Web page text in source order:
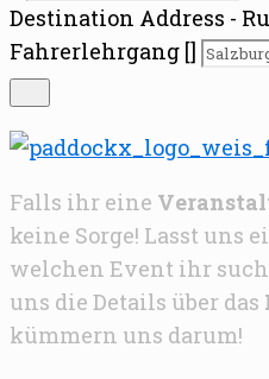
Destination Address -
Fahrerlehrgang []
Falls ihr eine
keine Sorge! Lasst uns
welchen Event ihr
uns die Details über das
kümmern uns darum!